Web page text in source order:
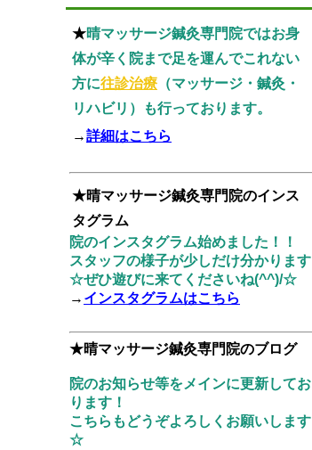
★晴マッサージ鍼灸専門院ではお身
体が辛く院まで足を運んでこれない
方に往診治療 （マッサージ・鍼灸・
リハビリ）も行っております。
→詳細はこちら
★晴マッサージ鍼灸専門院のインス
タグラム
院のインスタグラム始めました！！
スタッフの様子が少しだけ分かります
☆ぜひ遊びに来てくださいね(^^)/☆
→ インスタグラムはこちら
★晴マッサージ鍼灸専門院のブログ
院のお知らせ等をメインに更新してお
ります！
こちらもどうぞよろしくお願いします
☆